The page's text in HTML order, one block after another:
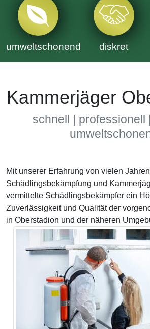
umweltschonend diskret
Kammerjäger
schnell | professionell
Mit unserer Erfahrung von vielen
Schädlingsbekämpfung und
vermittelte Schädlingsbekämpfer ein
Zuverlässigkeit und Qualität der
in Oberstadion und der näheren